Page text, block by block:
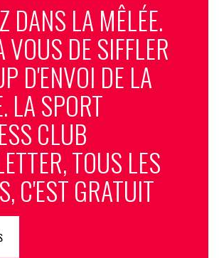
DANS LA MÊLÉE.
VOUS DE SIFFLER
D'ENVOI DE LA
LA SPORT
CLUB
TOUS LES
C'EST GRATUIT